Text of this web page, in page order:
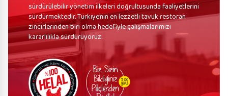
sürdürülebilir yönetim ilkeleri doğrultusunda faaliyetlerini
sürdürmektedir. Türkiye’nin en lezzetli tavuk restoran
zincirlerinden biri olma hedefiyle çalışmalarımızı
kararlılıkla sürdürüyoruz.